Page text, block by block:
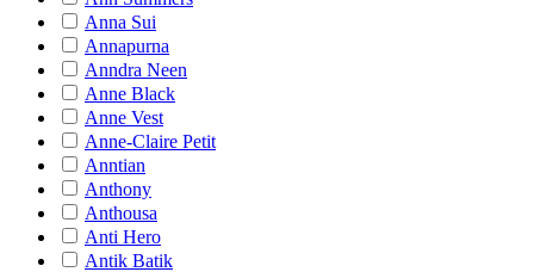
Anna Sui
Annapurna
Anndra Neen
Anne Black
Anne Vest
Anne-Claire Petit
Anntian
Anthony
Anthousa
Anti Hero
Antik Batik